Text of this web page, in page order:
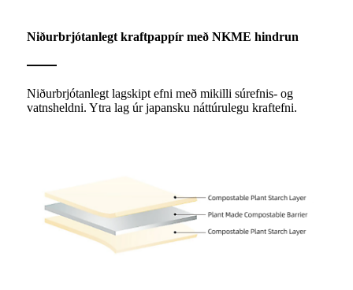
Niðurbrjótanlegt kraftpappír með NKME hindrun
Niðurbrjótanlegt lagskipt efni með mikilli súrefnis- og
vatnsheldni. Ytra lag úr japansku náttúrulegu kraftefni.